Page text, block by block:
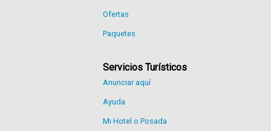
Ofertas
Paquetes
Servicios Turísticos
Anunciar aquí
Ayuda
Mi Hotel o Posada